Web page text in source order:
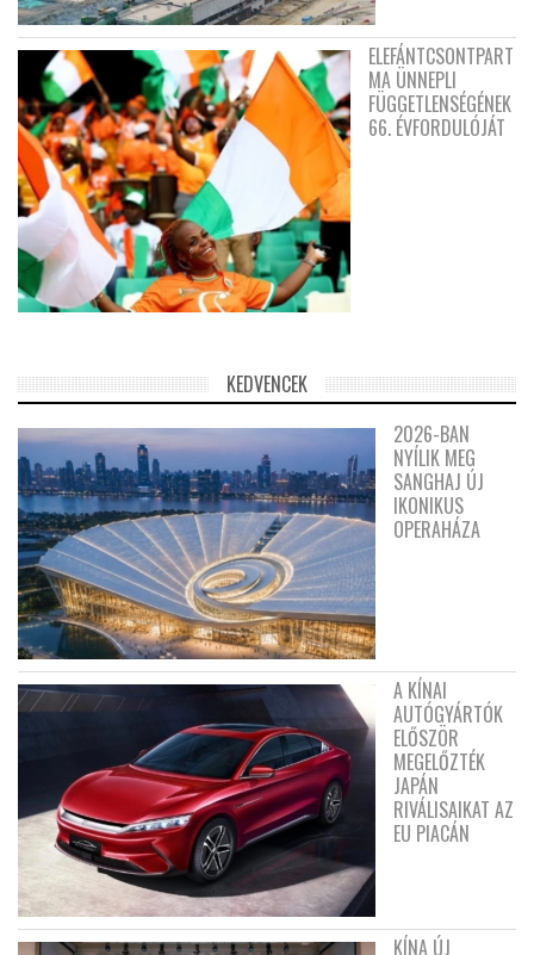
ELEFÁNTCSONTPART
MA ÜNNEPLI
FÜGGETLENSÉGÉNEK
66. ÉVFORDULÓJÁT
KEDVENCEK
2026-BAN
NYÍLIK MEG
SANGHAJ ÚJ
IKONIKUS
OPERAHÁZA
A KÍNAI
AUTÓGYÁRTÓK
ELŐSZÖR
MEGELŐZTÉK
JAPÁN
RIVÁLISAIKAT AZ
EU PIACÁN
KÍNA ÚJ